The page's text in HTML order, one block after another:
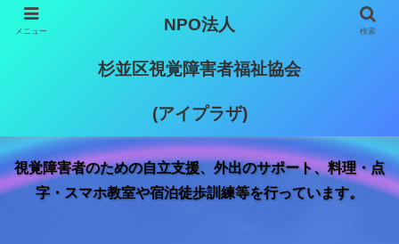
視覚障害者のための自立支援、外出のサポート、料理・点
字・スマホ教室や宿泊徒歩訓練等を行っています。
メニュー NPO法人
杉並区視覚障害者福祉協会
(アイプラザ)
検索